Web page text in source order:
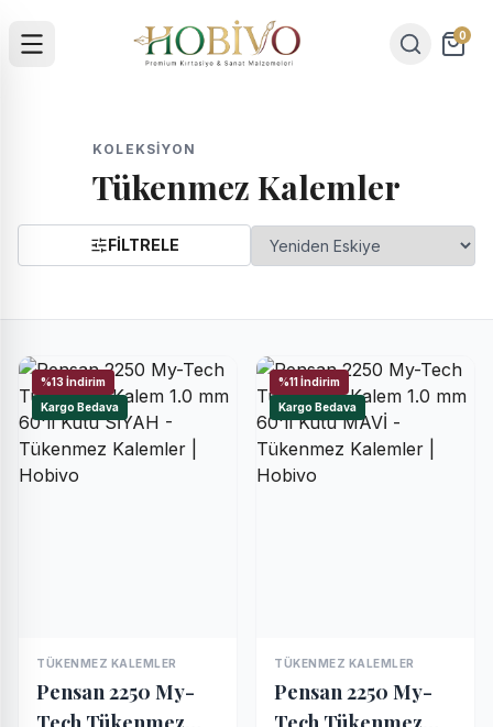
0
KOLEKSIYON
Tükenmez Kalemler
FİLTRELE
%13 İndirim
Kargo Bedava
TÜKENMEZ KALEMLER
Pensan 2250 My-
%11 İndirim
Kargo Bedava
TÜKENMEZ KALEMLER
Pensan 2250 My-